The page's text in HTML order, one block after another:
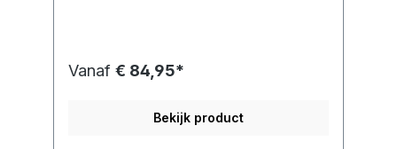
Vanaf € 84,95*
Bekijk product